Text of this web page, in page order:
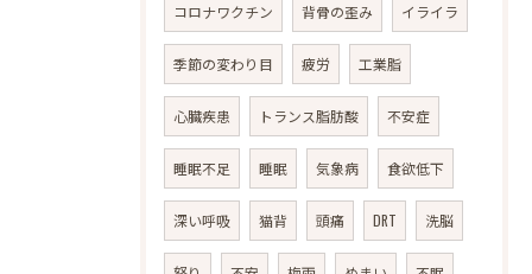
コロナワクチン 背骨の歪み イライラ
季節の変わり目 疲労 工業脂
心臓疾患 トランス脂肪酸 不安症
睡眠不足 睡眠 気象病 食欲低下
深い呼吸 猫背 頭痛 DRT 洗脳